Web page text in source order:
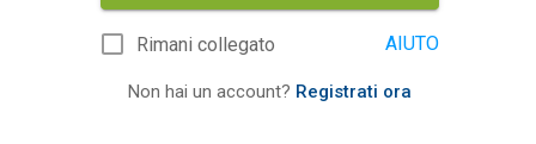
Rimani collegato AIUTO
Non hai un account? Registrati ora